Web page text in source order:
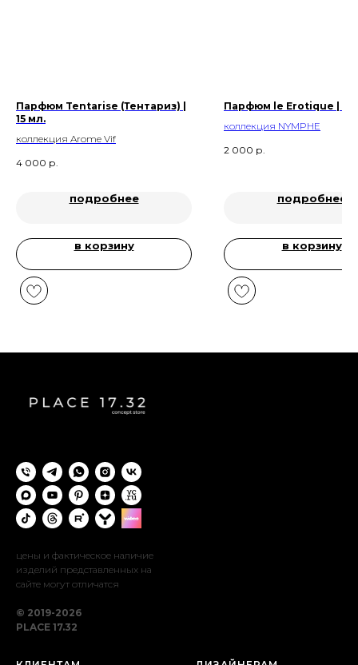
Парфюм Tentarise (Тентариз) |
15 мл.
коллекция Arome Vif
4 000 р.
подробнее
в корзину
Парфюм le Erotique | 10
коллекция NYMPHE
2 000 р.
подробнее
в корзину
цены и фактическое наличие
изделий представленных на
сайте могут отличатся
© 2019-2026
PLACE 17.32